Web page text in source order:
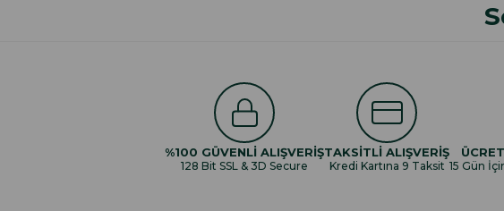
%100 GÜVENLİ ALIŞVERİŞ
128 Bit SSL & 3D Secure
TAKSİTLİ ALIŞVERİŞ
Kredi Kartına 9 Taksit 15 Gün